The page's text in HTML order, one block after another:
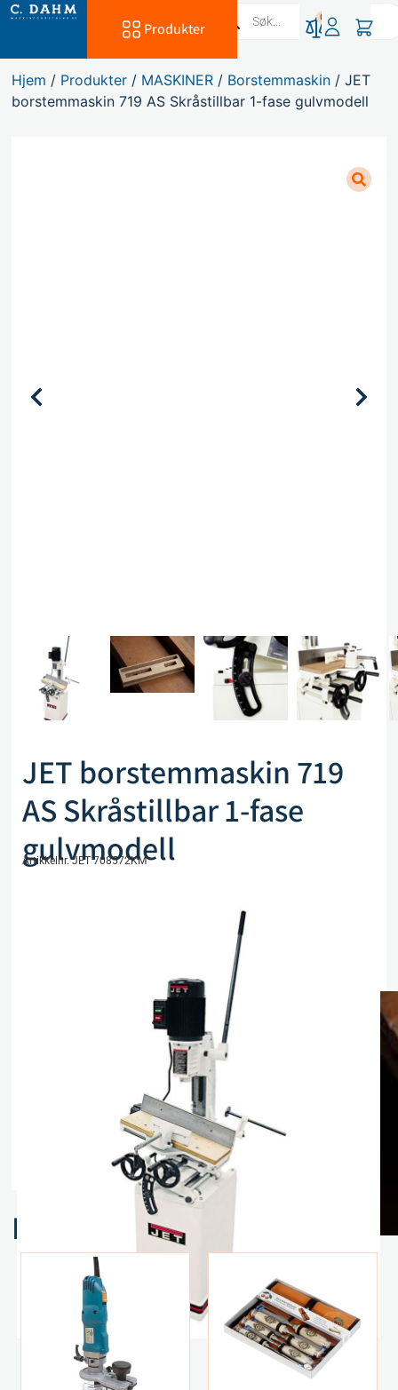
Produkter
0
Hjem / Produkter / MASKINER / Borstemmaskin / JET
borstemmaskin 719 AS Skråstillbar 1-fase gulvmodell
JET borstemmaskin 719
AS Skråstillbar 1-fase
gulvmodell
Artikkelnr. JET 708572KM
Legg i handlekurv
Sammenlign
Legg i ønskeliste
Spesifikasjoner
Relaterte produkter